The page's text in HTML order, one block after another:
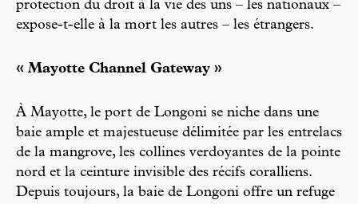
protection du droit à la vie des uns – les nationaux –
expose-t-elle à la mort les autres – les étrangers.
« Mayotte Channel Gateway »
À Mayotte, le port de Longoni se niche dans une
baie ample et majestueuse délimitée par les entrelacs
de la mangrove, les collines verdoyantes de la pointe
nord et la ceinture invisible des récifs coralliens.
Depuis toujours, la baie de Longoni offre un refuge